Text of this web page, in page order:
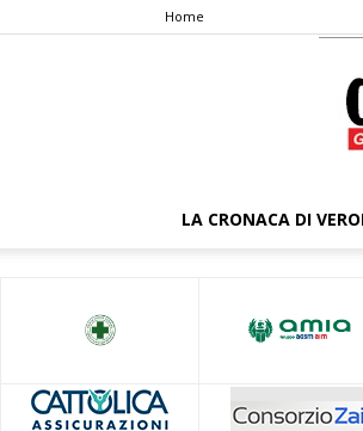
Home
LA CRONACA DI